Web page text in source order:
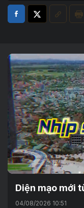
Diện mạo mới
04/08/2026 10:51